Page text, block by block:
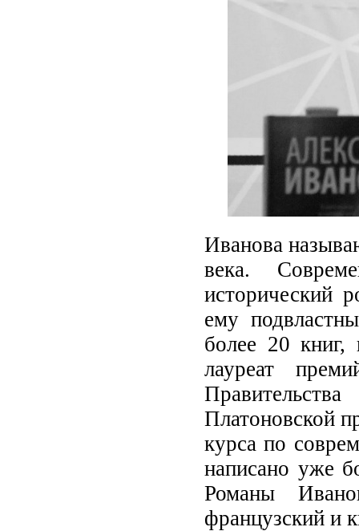
Иванова
века.
исторический
ему
более 20 книг,
лауреат
Платоновской
курса по
написано уже
Романы
французский и